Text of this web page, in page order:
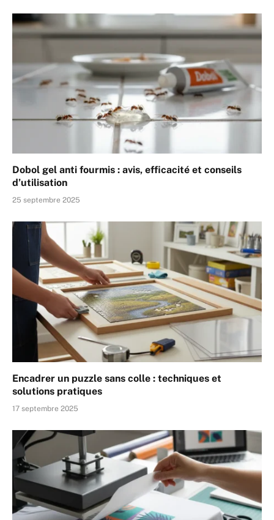
Dobol gel anti fourmis : avis, efficacité et conseils
d’utilisation
25 septembre 2025
Encadrer un puzzle sans colle : techniques et
solutions pratiques
17 septembre 2025